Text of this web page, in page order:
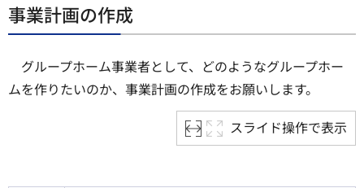
事業計画の作成
グループホーム事業者として、どのようなグループホー
ムを作りたいのか、事業計画の作成をお願いします。
スライド操作で表示